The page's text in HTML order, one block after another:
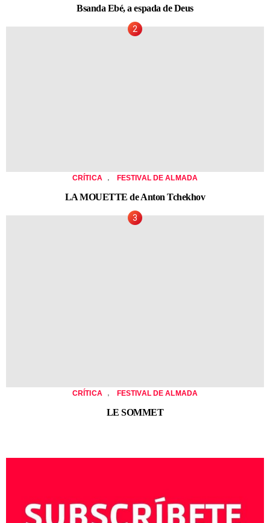
Bsanda Ebé, a espada de Deus
CRÍTICA , FESTIVAL DE ALMADA
LA MOUETTE de Anton Tchekhov
CRÍTICA , FESTIVAL DE ALMADA
LE SOMMET